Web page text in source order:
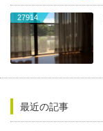
27914
最近の記事